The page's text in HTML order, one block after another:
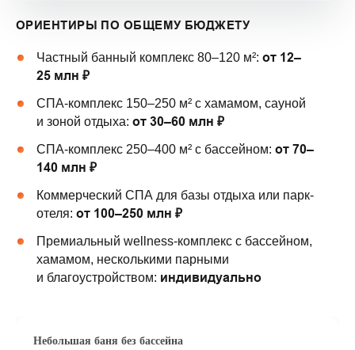
ОРИЕНТИРЫ ПО ОБЩЕМУ БЮДЖЕТУ
Частный банный комплекс 80–120 м²: от 12–
25 млн ₽
СПА-комплекс 150–250 м² с хамамом, сауной
и зоной отдыха: от 30–60 млн ₽
СПА-комплекс 250–400 м² с бассейном: от 70–
140 млн ₽
Коммерческий СПА для базы отдыха или парк-
отеля: от 100–250 млн ₽
Премиальный wellness-комплекс с бассейном,
хамамом, несколькими парными
и благоустройством: индивидуально
Небольшая баня без бассейна